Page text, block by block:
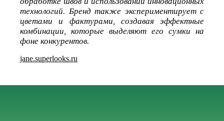
технологий. Бренд также экспериментирует с
цветами и фактурами, создавая эффектные
комбинации, которые выделяют его сумки на
фоне конкурентов.
jane.superlooks.ru